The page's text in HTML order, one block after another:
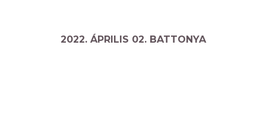
2022. ÁPRILIS 02. BATTONYA